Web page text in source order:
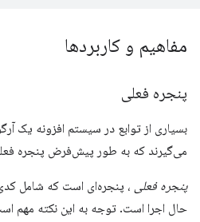
مفاهیم و کاربردها
پنجره فعلی
بسیاری از توابع در سیستم افزونه یک
می‌گیرند که به طور پیش‌فرض پنجره
پنجره فعلی ، پنجره‌ای است که شامل
حال اجرا است. توجه به این نکته مهم